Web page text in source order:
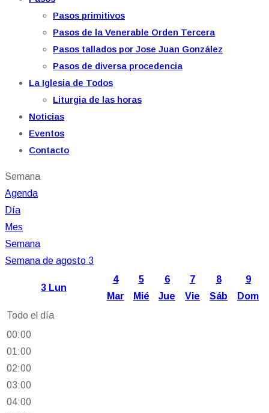
Pasos primitivos
Pasos de la Venerable Orden Tercera
Pasos tallados por Jose Juan González
Pasos de diversa procedencia
La Iglesia de Todos
Liturgia de las horas
Noticias
Eventos
Contacto
Semana
Agenda
Día
Mes
Semana
Semana de agosto 3
3 Lun
4
Mar
5
Mié
6
Jue
7
Vie
8
Sáb
9
Dom
Todo el día
00:00
01:00
02:00
03:00
04:00